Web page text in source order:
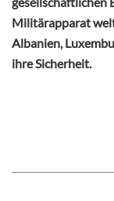
Militärapparat
Albanien,
ihre Sicherheit.